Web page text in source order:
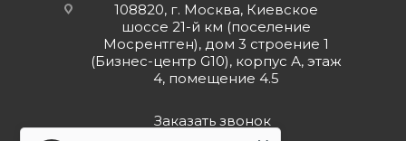
108820, г. Москва, Киевское
шоссе 21-й км (поселение
Мосрентген), дом 3 строение 1
(Бизнес-центр G10), корпус А, этаж
4, помещение 4.5
Заказать звонок